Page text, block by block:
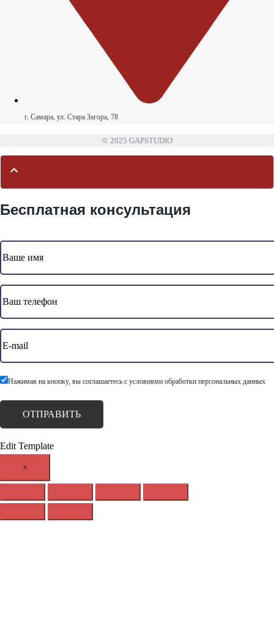
г. Самара, ул. Стара Загора, 78
© 2025 GAPSTUDIO
Бесплатная консультация
Нажимая на кнопку, вы соглашаетесь с условиями обработки персональных данных
Edit Template
×